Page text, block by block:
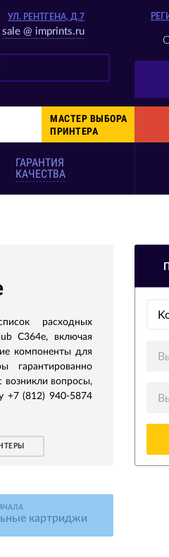
УЛ. РЕНТГЕНА, Д.7
sale @ imprints.ru
МАСТЕР ВЫБОРА
ПРИНТЕРА
ГАРАНТИЯ
КАЧЕСТВА
расходных
C364e, включая
компоненты для
гарантированно
возникли вопросы,
+7 (812) 940-5874
картриджи